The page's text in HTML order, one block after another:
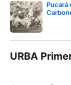
Pucará
URBA